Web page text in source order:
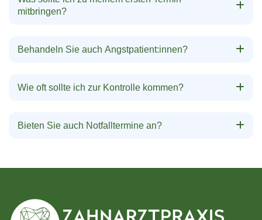
mitbringen?
Behandeln Sie auch Angstpatient:innen?
Wie oft sollte ich zur Kontrolle kommen?
Bieten Sie auch Notfalltermine an?